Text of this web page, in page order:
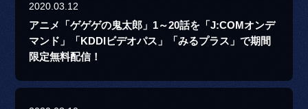
2020.03.12
アニメ「ゲゲゲの鬼太郎」1～20話を「J:COMオンデ
マンド」「KDDIビデオパス」「みるプラス」で期間
限定無料配信！